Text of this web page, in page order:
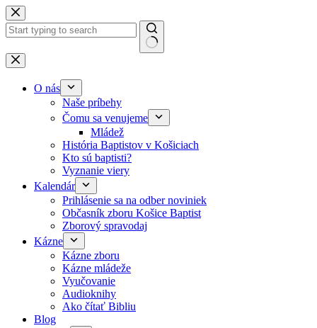
Skip to content
No results
O nás
Naše príbehy
Čomu sa venujeme
Mládež
História Baptistov v Košiciach
Kto sú baptisti?
Vyznanie viery
Kalendár
Prihlásenie sa na odber noviniek
Občasník zboru Košice Baptist
Zborový spravodaj
Kázne
Kázne zboru
Kázne mládeže
Vyučovanie
Audioknihy
Ako čítať Bibliu
Blog